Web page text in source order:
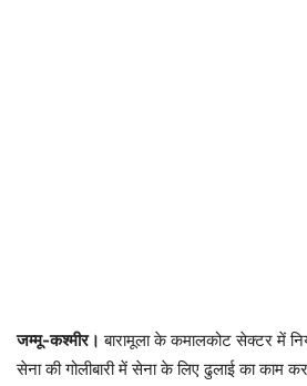
जम्मू-कश्मीर। बारामूला के कमालकोट सेक्टर में
सेना की गोलीबारी में सेना के लिए ढुलाई का काम